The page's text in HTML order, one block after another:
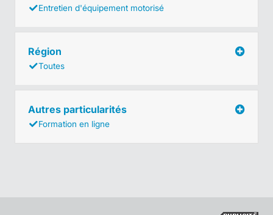
Entretien d'équipement motorisé
Région
Toutes
Autres particularités
Formation en ligne